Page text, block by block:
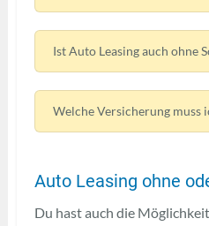
Ist Auto Leasing auch ohne
Welche Versicherung muss
Auto Leasing ohne
Du hast auch die